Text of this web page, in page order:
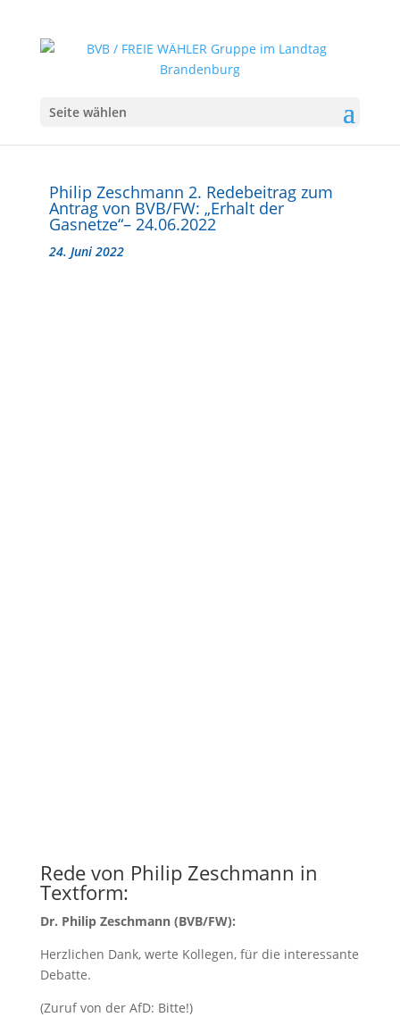
Seite wählen
Philip Zeschmann 2. Redebeitrag zum
Antrag von BVB/FW: „Erhalt der
Gasnetze“– 24.06.2022
24. Juni 2022
Rede von Philip Zeschmann in
Textform:
Dr. Philip Zeschmann (BVB/FW):
Herzlichen Dank, werte Kollegen, für die interessante
Debatte.
(Zuruf von der AfD: Bitte!)